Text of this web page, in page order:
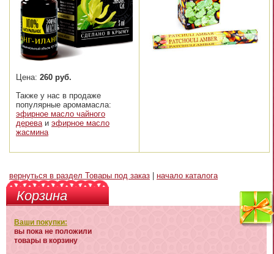
Цена: 260 руб.
Также у нас в продаже
популярные аромамасла:
эфирное масло чайного
дерева и эфирное масло
жасмина
вернуться в раздел Товары под заказ начало каталога
Корзина
Ваши покупки:
вы пока не положили
товары в корзину